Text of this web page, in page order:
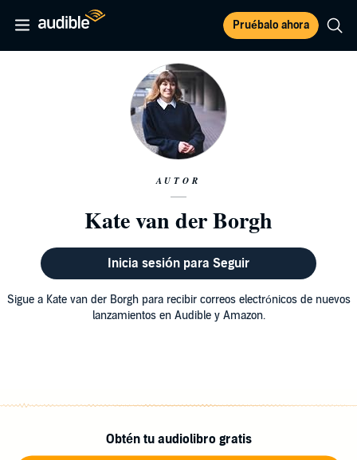
Pruébalo ahora
AUTOR
Kate van der Borgh
Inicia sesión para Seguir
Sigue a Kate van der Borgh para recibir correos electrónicos de nuevos
lanzamientos en Audible y Amazon.
Obtén tu audiolibro gratis